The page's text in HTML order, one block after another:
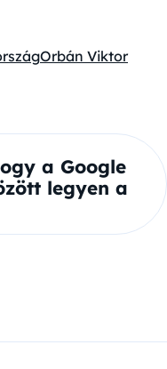
Orbán Viktor
a Google
legyen a